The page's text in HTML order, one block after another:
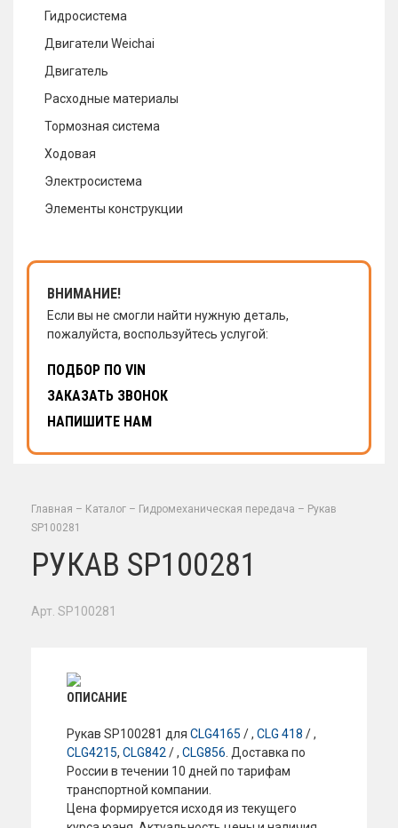
Гидросистема
Двигатели Weichai
Двигатель
Расходные материалы
Тормозная система
Ходовая
Электросистема
Элементы конструкции
ВНИМАНИЕ!
Если вы не смогли найти нужную деталь,
пожалуйста, воспользуйтесь услугой:
ПОДБОР ПО VIN
ЗАКАЗАТЬ ЗВОНОК
НАПИШИТЕ НАМ
Главная – Каталог – Гидромеханическая передача – Рукав
SP100281
РУКАВ SP100281
Арт. SP100281
ОПИСАНИЕ
Рукав SP100281 для CLG4165 / , CLG 418 / ,
CLG4215, CLG842 / , CLG856 . Доставка по
России в течении 10 дней по тарифам
транспортной компании.
Цена формируется исходя из текущего